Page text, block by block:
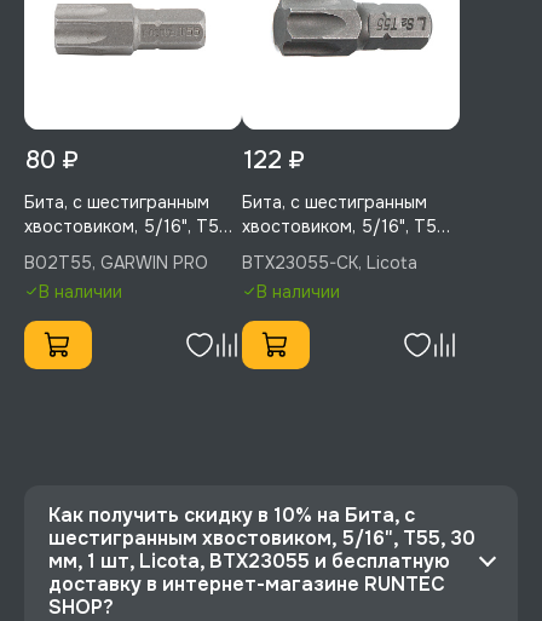
80 ₽
Бита, с шестигранным
хвостовиком, 5/16", T55,
30 мм, 1 шт, GARWIN PRO,
B02T55
B02T55, GARWIN PRO
В наличии
122 ₽
Бита, с шестигранным
хвостовиком, 5/16", T55,
30 мм, 1 шт, Licota,
BTX23055-CK
BTX23055-CK, Licota
В наличии
Как получить скидку в 10% на Бита, с
шестигранным хвостовиком, 5/16", T55, 30
мм, 1 шт, Licota, BTX23055 и бесплатную
доставку в интернет-магазине RUNTEC
SHOP?